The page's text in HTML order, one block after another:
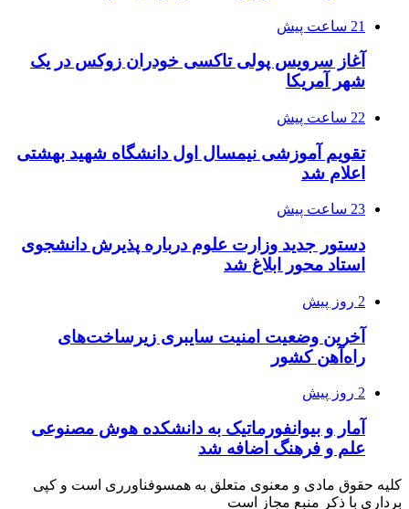
21 ساعت پیش
آغاز سرویس پولی تاکسی خودران زوکس در یک
شهر آمریکا
22 ساعت پیش
تقویم آموزشی نیمسال اول دانشگاه شهید بهشتی
اعلام شد
23 ساعت پیش
دستور جدید وزارت علوم درباره پذیرش دانشجوی
استاد محور ابلاغ شد
2 روز پیش
آخرین وضعیت امنیت سایبری زیرساخت‌های
راه‌آهن کشور
2 روز پیش
آمار و بیوانفورماتیک به دانشکده هوش مصنوعی
علم و فرهنگ اضافه شد
کلیه حقوق مادی و معنوی متعلق به همسوفناورری است و کپی
برداری با ذکر منبع مجاز است